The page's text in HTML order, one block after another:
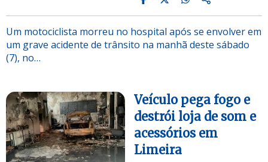
Um motociclista morreu no hospital após se envolver em
um grave acidente de trânsito na manhã deste sábado
(7), no…
Veículo pega fogo e
destrói loja de som e
acessórios em
Limeira